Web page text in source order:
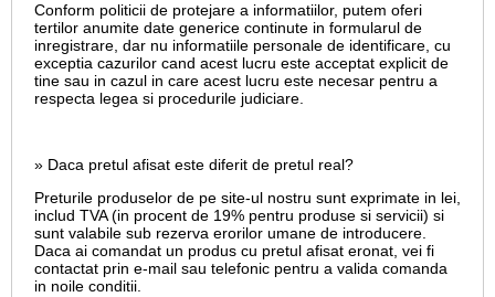
Conform politicii de protejare a informatiilor, putem oferi
tertilor anumite date generice continute in formularul de
inregistrare, dar nu informatiile personale de identificare, cu
exceptia cazurilor cand acest lucru este acceptat explicit de
tine sau in cazul in care acest lucru este necesar pentru a
respecta legea si procedurile judiciare.
» Daca pretul afisat este diferit de pretul real?
Preturile produselor de pe site-ul nostru sunt exprimate in lei,
includ TVA (in procent de 19% pentru produse si servicii) si
sunt valabile sub rezerva erorilor umane de introducere.
Daca ai comandat un produs cu pretul afisat eronat, vei fi
contactat prin e-mail sau telefonic pentru a valida comanda
in noile conditii.